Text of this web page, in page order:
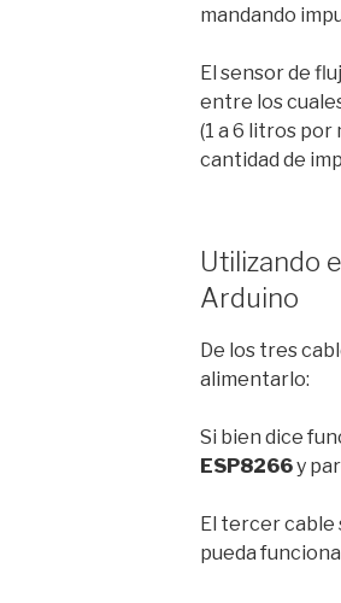
mandando
El sensor de
entre los
(1 a 6 litros
cantidad de
Utilizando
Arduino
De los tres
alimentarlo:
Si bien dice
ESP8266y
El tercer cable
pueda